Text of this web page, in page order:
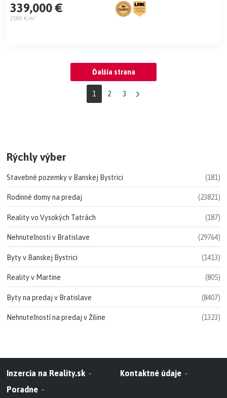
339,000 €
2588 €/m²
Ďalšia strana
1 2 3
Rýchly výber
Stavebné pozemky v Banskej Bystrici (181)
Rodinné domy na predaj (23821)
Reality vo Vysokých Tatrách (187)
Nehnuteľnosti v Bratislave (29764)
Byty v Banskej Bystrici (1413)
Reality v Martine (805)
Byty na predaj v Bratislave (8407)
Nehnuteľností na predaj v Žiline (1323)
Inzercia na Reality.sk
Kontaktné údaje
Poradne